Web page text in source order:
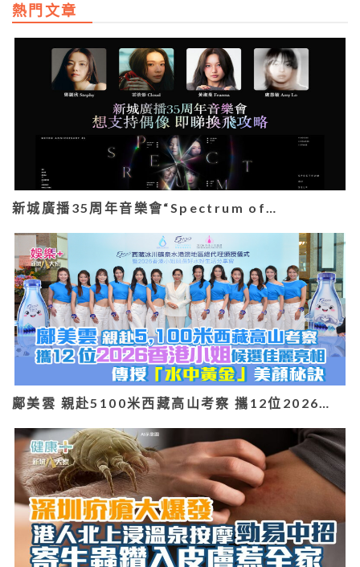
熱門文章
新城廣播35周年音樂會“Spectrum of…
鄺美雲 親赴5100米西藏高山考察 攜12位2026…